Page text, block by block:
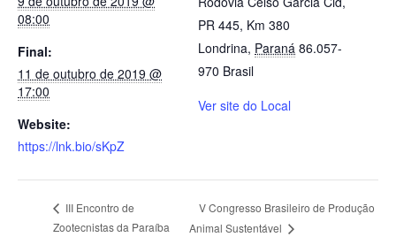
08:00
Final:
11 de outubro de 2019 @
17:00
Website:
https://lnk.bio/sKpZ
PR 445, Km 380
Londrina, Paraná 86.057-
970 Brasil
Ver site do Local
III Encontro de
Zootecnistas da Paraíba
V Congresso Brasileiro de Produção
Animal Sustentável